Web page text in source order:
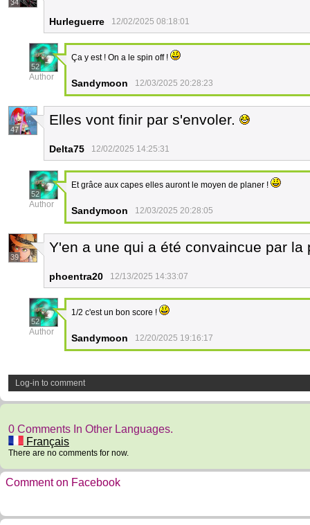
34
Hurleguerre 12/02/2025 08:18:01
52
Author
Ça y est ! On a le spin off !
Sandymoon 12/03/2025 20:28:23
47
Elles vont finir par s'envoler.
Delta75 12/02/2025 14:25:31
52
Author
Et grâce aux capes elles auront le moyen de planer !
Sandymoon 12/03/2025 20:28:05
39
Y'en a une qui a été convaincue par
phoentra20 12/13/2025 14:33:07
52
Author
1/2 c'est un bon score !
Sandymoon 12/20/2025 19:16:17
Log-in to comment
0 Comments In Other Languages.
Français
There are no comments for now.
Comment on Facebook